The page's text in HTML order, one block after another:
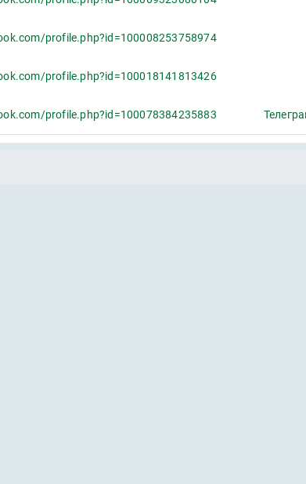
profile.php?id=100008253758974
profile.php?id=100018141813426
profile.php?id=100078384235883